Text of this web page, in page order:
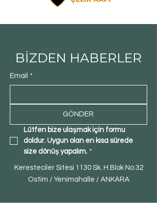
BİZDEN HABERLER
Email *
GÖNDER
Lütfen bize ulaşmak için formu
doldur. Uygun olan en kısa sürede
size dönüş yapalım. *
Keresteciler Sitesi 1130 Sk. H Blok No:32
Ostim / Yenimahalle / ANKARA